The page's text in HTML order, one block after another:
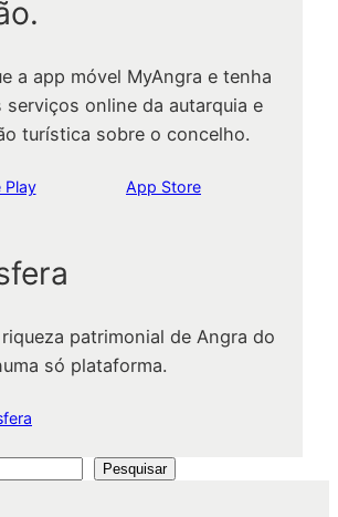
a app móvel MyAngra e tenha
serviços online da autarquia e
turística sobre o concelho.
Play App Store
patrimonial de Angra do
só plataforma.
Pesquisar